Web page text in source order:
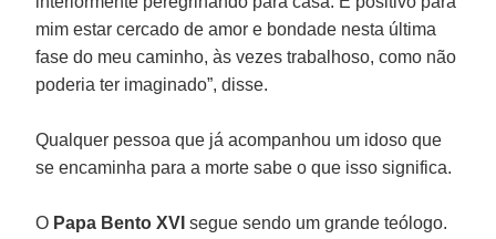
mim estar cercado de amor e bondade nesta última
fase do meu caminho, às vezes trabalhoso, como não
poderia ter imaginado”, disse.
Qualquer pessoa que já acompanhou um idoso que
se encaminha para a morte sabe o que isso significa.
O Papa Bento XVI segue sendo um grande teólogo.